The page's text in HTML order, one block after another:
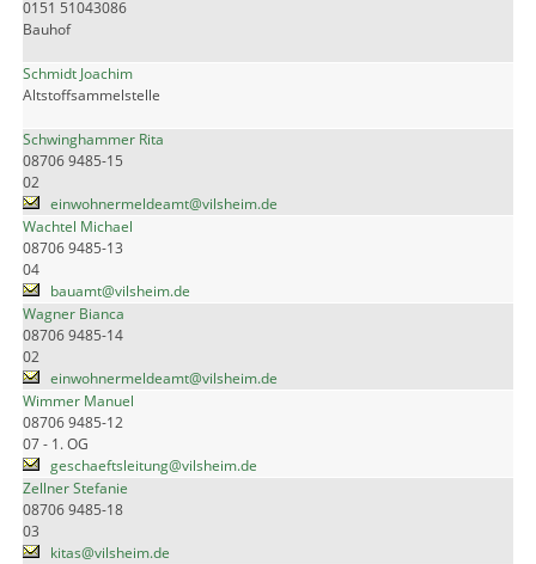
0151 51043086
Bauhof
Schmidt Joachim
Altstoffsammelstelle
Schwinghammer Rita
08706 9485-15
02
einwohnermeldeamt@vilsheim.de
Wachtel Michael
08706 9485-13
04
bauamt@vilsheim.de
Wagner Bianca
08706 9485-14
02
einwohnermeldeamt@vilsheim.de
Wimmer Manuel
08706 9485-12
07 - 1. OG
geschaeftsleitung@vilsheim.de
Zellner Stefanie
08706 9485-18
03
kitas@vilsheim.de